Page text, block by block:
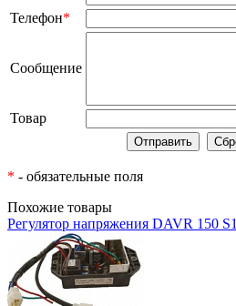
Телефон*
Сообщение
Товар
* - обязательные поля
Похожие товары
Регулятор напряжения DAVR 150 S1